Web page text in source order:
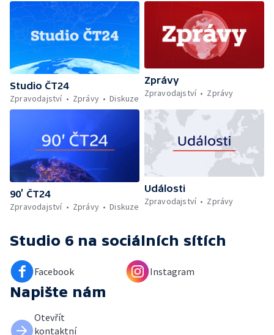
Studio ČT24
Zpravodajství
Zprávy Diskuze
Zprávy
Zpravodajství
Zprávy
90’ ČT24
Zpravodajství
Zprávy Diskuze
Události
Zpravodajství
Zprávy
Studio 6 na sociálních sítích
Facebook Instagram
Napište nám
Otevřít
kontaktní